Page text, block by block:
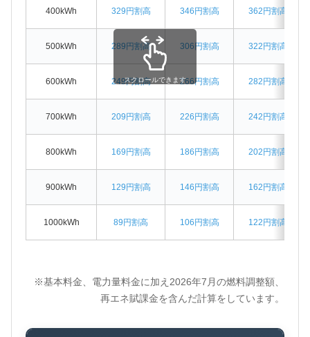
400kWh 329円割高 346円割高 362円割高
500kWh 289円割高 306円割高 322円割高
600kWh 249円割高 266円割高 282円割高
700kWh 209円割高 226円割高 242円割高
800kWh 169円割高 186円割高 202円割高
900kWh 129円割高 146円割高 162円割高
1000kWh 89円割高 106円割高 122円割高
スクロールできます
※基本料金、電力量料金に加え2026年7月の燃料調整額、
再エネ賦課金を含んだ計算をしています。